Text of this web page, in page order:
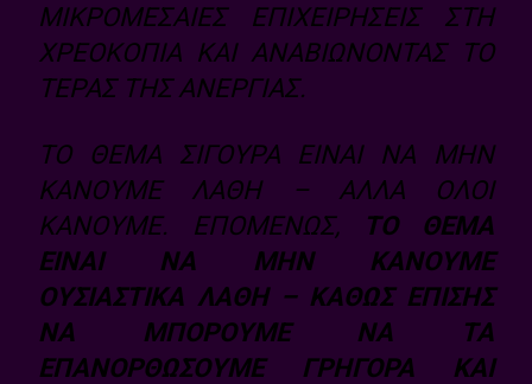
ΜΙΚΡΟΜΕΣΑΊΕΣ ΕΠΙΧΕΙΡΉΣΕΙΣ ΣΤΗ
ΧΡΕΟΚΟΠΊΑ ΚΑΙ ΑΝΑΒΙΏΝΟΝΤΑΣ ΤΟ
ΤΈΡΑΣ ΤΗΣ ΑΝΕΡΓΊΑΣ.
ΤΟ ΘΈΜΑ ΣΊΓΟΥΡΑ ΕΊΝΑΙ ΝΑ ΜΗΝ
ΚΆΝΟΥΜΕ ΛΆΘΗ – ΑΛΛΆ ΌΛΟΙ
ΚΆΝΟΥΜΕ. ΕΠΟΜΈΝΩΣ,
ΤΟ ΘΈΜΑ
ΕΊΝΑΙ ΝΑ ΜΗΝ ΚΆΝΟΥΜΕ
ΟΥΣΙΑΣΤΙΚΆ ΛΆΘΗ – ΚΑΘΏΣ ΕΠΊΣΗΣ
ΝΑ ΜΠΟΡΟΎΜΕ ΝΑ ΤΑ
ΕΠΑΝΟΡΘΏΣΟΥΜΕ ΓΡΉΓΟΡΑ ΚΑΙ